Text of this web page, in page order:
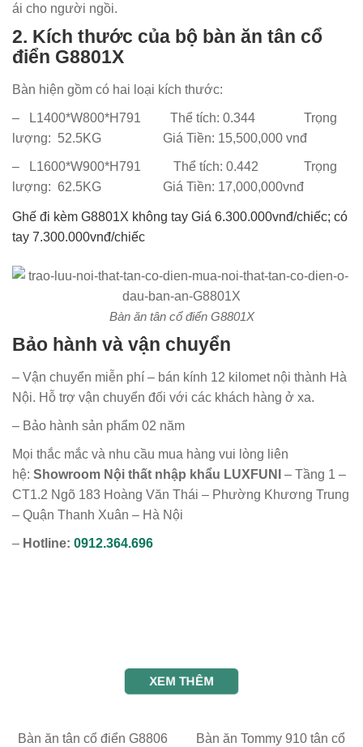
ái cho người ngồi.
2. Kích thước của bộ bàn ăn tân cổ
điển G8801X
Bàn hiện gồm có hai loại kích thước:
– L1400*W800*H791 Thể tích: 0.344 Trọng
lượng: 52.5KG Giá Tiền: 15,500,000 vnđ
– L1600*W900*H791 Thể tích: 0.442 Trọng
lượng: 62.5KG Giá Tiền: 17,000,000vnđ
Ghế đi kèm G8801X không tay Giá 6.300.000vnđ/chiếc; có
tay 7.300.000vnđ/chiếc
Bàn ăn tân cổ điển G8801X
Bảo hành và vận chuyển
– Vận chuyển miễn phí – bán kính 12 kilomet nội thành Hà
Nội. Hỗ trợ vận chuyển đối với các khách hàng ở xa.
– Bảo hành sản phẩm 02 năm
Mọi thắc mắc và nhu cầu mua hàng vui lòng liên
hệ: Showroom Nội thất nhập khẩu LUXFUNI
– Tầng 1 –
CT1.2 Ngõ 183 Hoàng Văn Thái – Phường Khương Trung
– Quận Thanh Xuân – Hà Nội
– Hotline: 0912.364.696
XEM THÊM
Bàn ăn tân cổ điển G8806 Bàn ăn Tommy 910 tân cổ